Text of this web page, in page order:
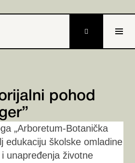

pohod
„Arboretum-Botanička
edukaciju školske omladine
unapređenja životne